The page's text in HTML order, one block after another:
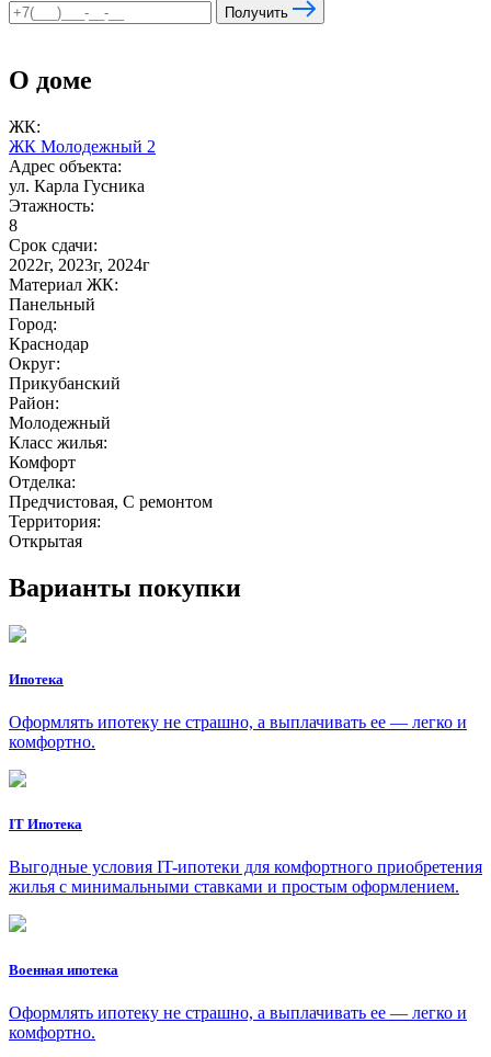
Получить
О доме
ЖК:
ЖК Молодежный 2
Адрес объекта:
ул. Карла Гусника
Этажность:
8
Срок сдачи:
2022г, 2023г, 2024г
Материал ЖК:
Панельный
Город:
Краснодар
Округ:
Прикубанский
Район:
Молодежный
Класс жилья:
Комфорт
Отделка:
Предчистовая, С ремонтом
Территория:
Открытая
Варианты покупки
Ипотека
Оформлять ипотеку не страшно, а выплачивать ее — легко и
комфортно.
IT Ипотека
Выгодные условия IT-ипотеки для комфортного приобретения
жилья с минимальными ставками и простым оформлением.
Военная ипотека
Оформлять ипотеку не страшно, а выплачивать ее — легко и
комфортно.